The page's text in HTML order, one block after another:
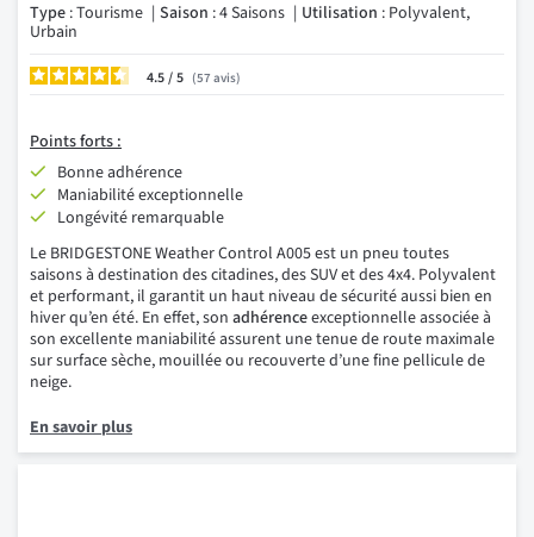
Type : Tourisme Saison : 4 Saisons Utilisation : Polyvalent,
Urbain
4.5/ 57 avis
Points forts :
Bonne adhérence
Maniabilité exceptionnelle
Longévité remarquable
Le BRIDGESTONE Weather Control A005 est un pneu toutes
saisons à destination des citadines, des SUV et des 4x4. Polyvalent
et performant, il garantit un haut niveau de sécurité aussi bien en
hiver qu’en été. En effet, son adhérenceexceptionnelle associée à
son excellente maniabilité assurent une tenue de route maximale
sur surface sèche, mouillée ou recouverte d’une fine pellicule de
neige.
En savoir plus